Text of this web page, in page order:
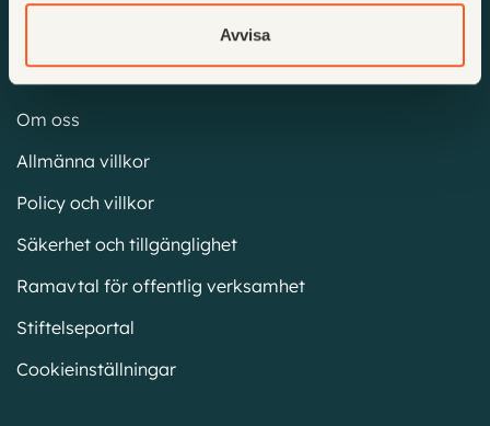
Avvisa
Produktuppdateringar
Om oss
Allmänna villkor
Policy och villkor
Säkerhet och tillgänglighet
Ramavtal för offentlig verksamhet
Stiftelseportal
Cookieinställningar